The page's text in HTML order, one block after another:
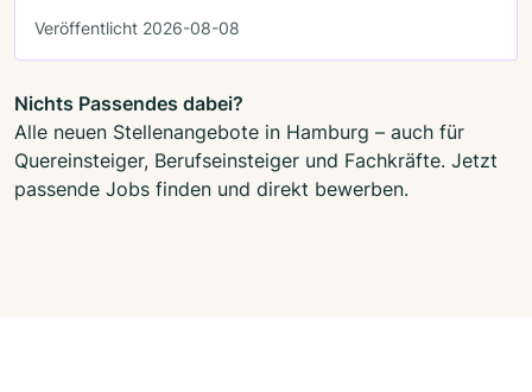
Veröffentlicht 2026-08-08
Nichts Passendes dabei?
Alle neuen Stellenangebote in Hamburg – auch für
Quereinsteiger, Berufseinsteiger und Fachkräfte. Jetzt
passende Jobs finden und direkt bewerben.